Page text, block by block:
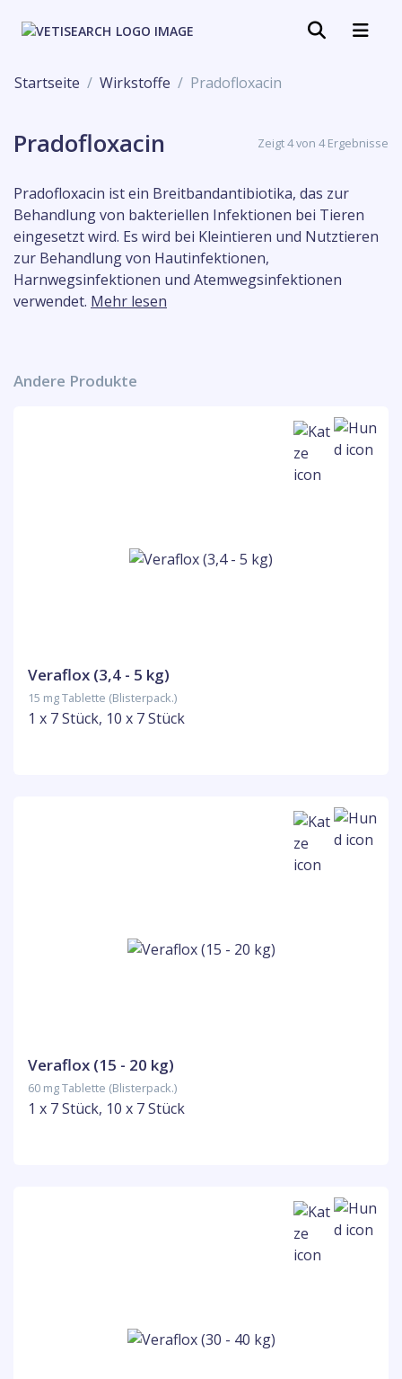
Startseite Wirkstoffe Pradofloxacin
Pradofloxacin Zeigt 4 von 4 Ergebnisse
Pradofloxacin ist ein Breitbandantibiotika, das zur
Behandlung von bakteriellen Infektionen bei Tieren
eingesetzt wird. Es wird bei Kleintieren und Nutztieren
zur Behandlung von Hautinfektionen,
Harnwegsinfektionen und Atemwegsinfektionen
verwendet. Mehr lesen
Andere Produkte
Veraflox (3,4 - 5 kg)
15 mg Tablette (Blisterpack.)
1 x 7 Stück, 10 x 7 Stück
Veraflox (15 - 20 kg)
60 mg Tablette (Blisterpack.)
1 x 7 Stück, 10 x 7 Stück